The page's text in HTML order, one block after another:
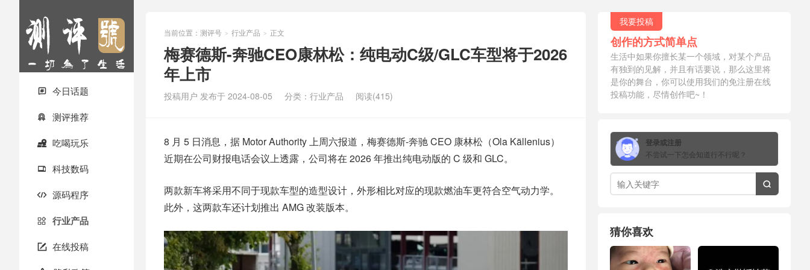
 今日话题
 测评推荐
 吃喝玩乐
 科技数码
 源码程序
 行业产品
 在线投稿
当前位置： 测评号 > 行业产品 > 正文
梅赛德斯-奔驰CEO康林松：纯电动C级/GLC车型将于2026
年上市
投稿用户 发布于 2024-08-05 分类： 行业产品 阅读(415)
8 月 5 日消息，据 Motor Authority 上周六报道，梅赛德斯-奔驰 CEO 康林松（Ola Källenius）
近期在公司财报电话会议上透露，公司将在 2026 年推出纯电动版的 C 级和 GLC。
两款新车将采用不同于现款车型的造型设计，外形相比对应的现款燃油车更符合空气动力学。
此外，这两款车还计划推出 AMG 改装版本。
我要投稿
创作的方式简单点
生活中如果你擅长某一个领域，对某个产品
有独到的见解，并且有话要说，那么这里将
是你的舞台，你可以使用我们的免注册在线
投稿功能，尽情创作吧~！
登录或注册
不尝试一下怎会知道行不行呢？

猜你喜欢